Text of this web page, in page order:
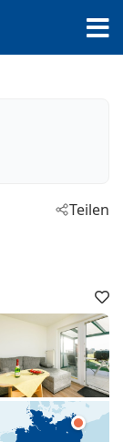
Teilen